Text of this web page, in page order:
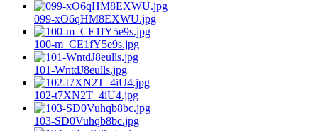
099-xO6qHM8EXWU.jpg
100-m_CE1fY5e9s.jpg
101-WntdJ8eulls.jpg
102-t7XN2T_4iU4.jpg
103-SD0Vuhqb8bc.jpg